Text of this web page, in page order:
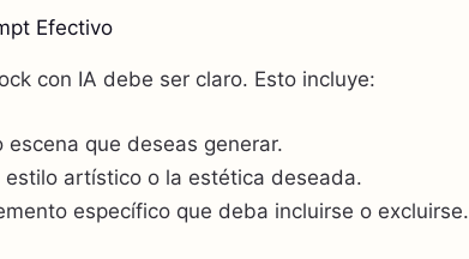
Efectivo
con IA debe ser claro. Esto incluye:
escena que deseas generar.
artístico o la estética deseada.
específico que deba incluirse o excluirse.